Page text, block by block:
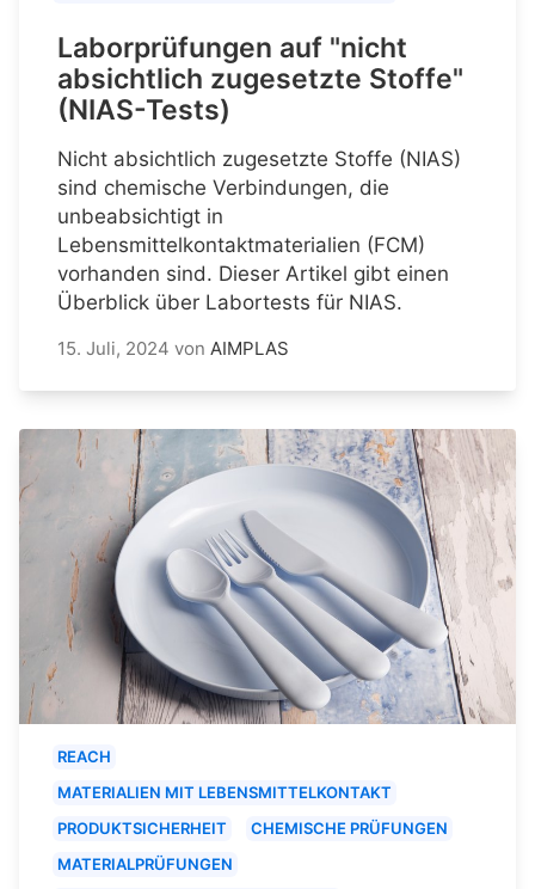
Laborprüfungen auf "nicht
absichtlich zugesetzte Stoffe"
(NIAS-Tests)
Nicht absichtlich zugesetzte Stoffe (NIAS)
sind chemische Verbindungen, die
unbeabsichtigt in
Lebensmittelkontaktmaterialien (FCM)
vorhanden sind. Dieser Artikel gibt einen
Überblick über Labortests für NIAS.
15. Juli, 2024 von AIMPLAS
REACH
MATERIALIEN MIT LEBENSMITTELKONTAKT
PRODUKTSICHERHEIT
CHEMISCHE PRÜFUNGEN
MATERIALPRÜFUNGEN